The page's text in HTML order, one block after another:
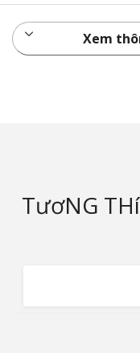
Xem
TươNG